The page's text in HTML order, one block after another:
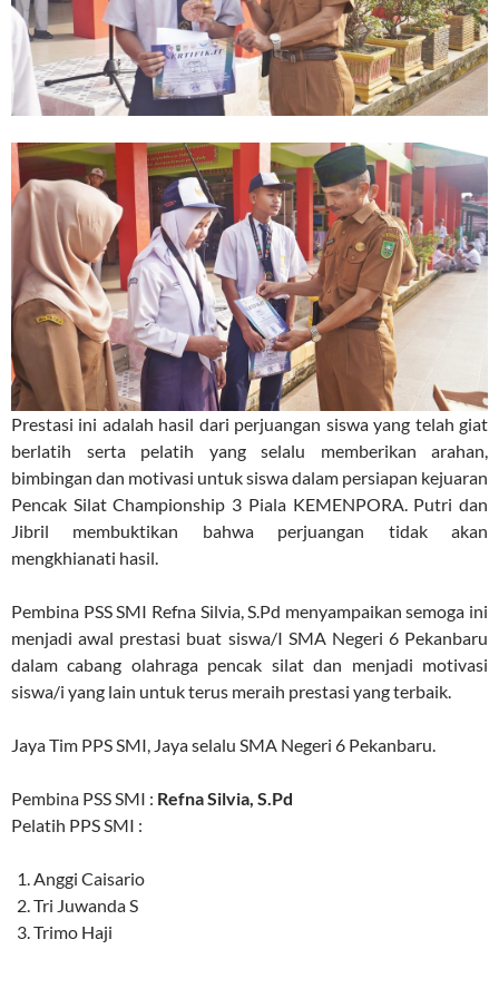
Prestasi ini adalah hasil dari perjuangan siswa yang telah giat
berlatih serta pelatih yang selalu memberikan arahan,
bimbingan dan motivasi untuk siswa dalam persiapan kejuaran
Pencak Silat Championship 3 Piala KEMENPORA. Putri dan
Jibril membuktikan bahwa perjuangan tidak akan
mengkhianati hasil.
Pembina PSS SMI Refna Silvia, S.Pd menyampaikan semoga ini
menjadi awal prestasi buat siswa/I SMA Negeri 6 Pekanbaru
dalam cabang olahraga pencak silat dan menjadi motivasi
siswa/i yang lain untuk terus meraih prestasi yang terbaik.
Jaya Tim PPS SMI, Jaya selalu SMA Negeri 6 Pekanbaru.
Pembina PSS SMI : Refna Silvia, S.Pd
Pelatih PPS SMI :
Anggi Caisario
Tri Juwanda S
Trimo Haji